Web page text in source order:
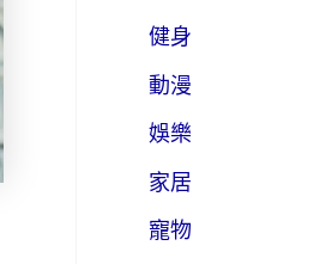
健身
動漫
娛樂
家居
寵物